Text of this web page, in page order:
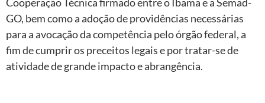
GO, bem como a adoção de providências necessárias
para a avocação da competência pelo órgão federal, a
fim de cumprir os preceitos legais e por tratar-se de
atividade de grande impacto e abrangência.